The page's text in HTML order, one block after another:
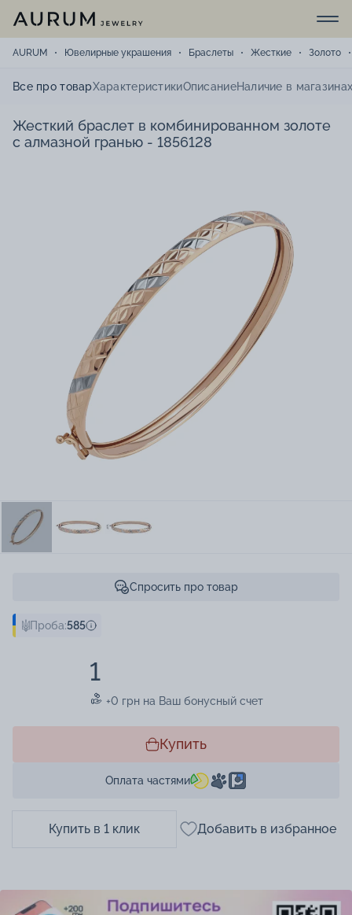
AURUM Ювелирные украшения Браслеты Жесткие Золото
Все про товарХарактеристикиОписаниеНаличие в
Жесткий браслет в комбинированном золоте
с алмазной гранью - 1856128
Спросить про товар
Проба:585
1
+0 грн на Ваш бонусный счет
Купить
Оплата частями
Купить в 1 клик Добавить в избранное